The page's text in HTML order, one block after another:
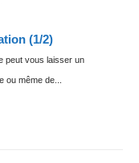
(1/2)
peut vous laisser un
ou même de...